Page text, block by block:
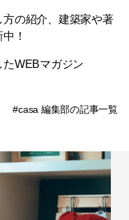
の紹介、建築家や著
！
たWEBマガジン
#casa 編集部の記事一覧